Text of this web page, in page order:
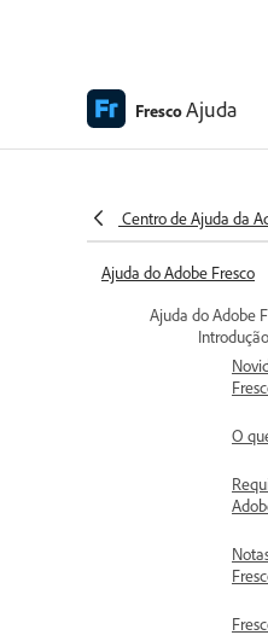
FrescoAjuda
Centro de Ajuda da
Ajuda do Adobe Fresco
Ajuda do Adobe
Introdução
O